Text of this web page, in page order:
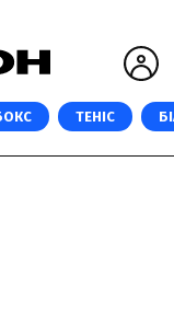
ТЕНІС